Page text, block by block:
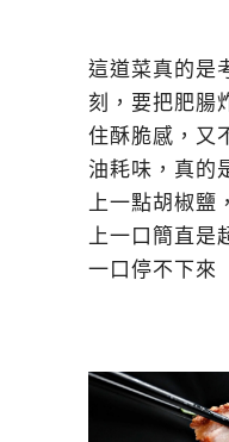
這道菜真的是
刻，要把肥腸
住酥脆感，又
油耗味，真的
上一點胡椒鹽
上一口簡直是
一口停不下來